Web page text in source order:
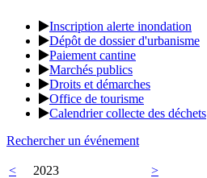
Inscription alerte inondation
Dépôt de dossier d'urbanisme
Paiement cantine
Marchés publics
Droits et démarches
Office de tourisme
Calendrier collecte des déchets
Rechercher un événement
< 2023
>